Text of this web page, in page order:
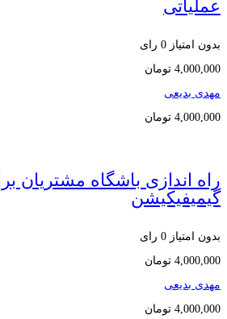
عملیاتی
بدون امتیاز 0 رای
4,000,000 تومان
مهدی بدیعی
4,000,000 تومان
راه اندازی باشگاه مشتریان
گیمیفیکیشن
بدون امتیاز 0 رای
4,000,000 تومان
مهدی بدیعی
4,000,000 تومان